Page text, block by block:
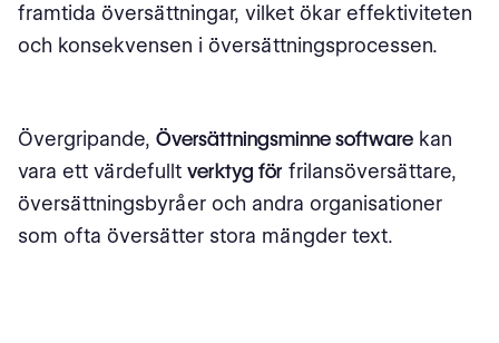
framtida översättningar, vilket ökar effektiviteten
och konsekvensen i översättningsprocessen.
Övergripande, Översättningsminne software kan
vara ett värdefullt verktyg för frilansöversättare,
översättningsbyråer och andra organisationer
som ofta översätter stora mängder text.